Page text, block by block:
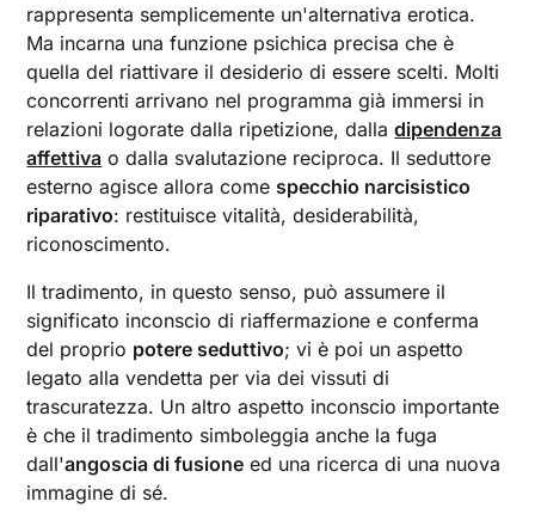
rappresenta semplicemente un'alternativa erotica.
Ma incarna una funzione psichica precisa che è
quella del riattivare il desiderio di essere scelti. Molti
concorrenti arrivano nel programma già immersi in
relazioni logorate dalla ripetizione, dalladipendenza
affettiva o dalla svalutazione reciproca. Il seduttore
esterno agisce allora come specchio narcisistico
riparativo: restituisce vitalità, desiderabilità,
riconoscimento.
Il tradimento, in questo senso, può assumere il
significato inconscio di riaffermazione e conferma
del proprio potere seduttivo; vi è poi un aspetto
legato alla vendetta per via dei vissuti di
trascuratezza. Un altro aspetto inconscio importante
è che il tradimento simboleggia anche la fuga
dall'angoscia di fusione ed una ricerca di una nuova
immagine di sé.